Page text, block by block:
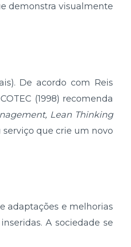
demonstra visualmente
De acordo com Reis
(1998) recomenda
Lean Thinking
que crie um novo
adaptações e melhorias
A sociedade se